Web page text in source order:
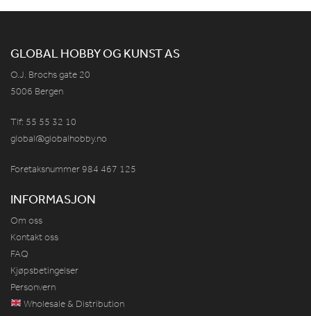
GLOBAL HOBBY OG KUNST AS
O.J. Brochs gate 20
5006 Bergen
Tlf: 55 55 32 10
global@globalhobby.no
Foretaksnummer 984 467 125
INFORMASJON
Om oss
Kontakt oss
FAQ
Kjøpsbetingelser
Personvern
Wholesale & Distribution